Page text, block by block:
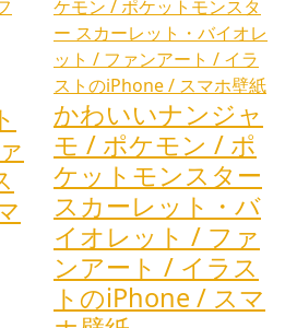
かわいいナンジャ
モ / ポケモン / ポ
ケットモンスター
スカーレット・バ
イオレット / ファ
ンアート / イラス
トのiPhone / スマ